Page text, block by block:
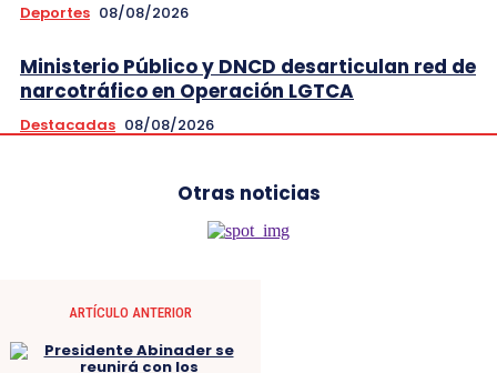
Deportes 08/08/2026
Ministerio Público y DNCD desarticulan red de
narcotráfico en Operación LGTCA
Destacadas 08/08/2026
Otras noticias
ARTÍCULO ANTERIOR